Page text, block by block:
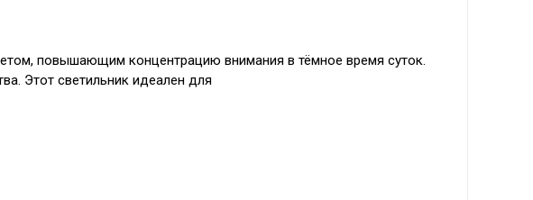
повышающим концентрацию внимания в тёмное время суток.
Этот светильник идеален для